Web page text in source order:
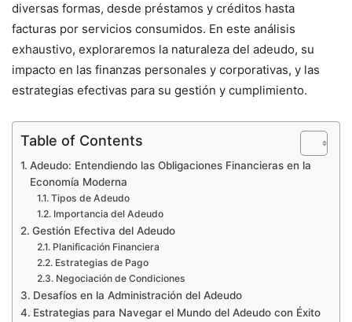
diversas formas, desde préstamos y créditos hasta
facturas por servicios consumidos. En este análisis
exhaustivo, exploraremos la naturaleza del adeudo, su
impacto en las finanzas personales y corporativas, y las
estrategias efectivas para su gestión y cumplimiento.
Table of Contents
Adeudo: Entendiendo las Obligaciones Financieras en la
Economía Moderna
Tipos de Adeudo
Importancia del Adeudo
Gestión Efectiva del Adeudo
Planificación Financiera
Estrategias de Pago
Negociación de Condiciones
Desafíos en la Administración del Adeudo
Estrategias para Navegar el Mundo del Adeudo con Éxito